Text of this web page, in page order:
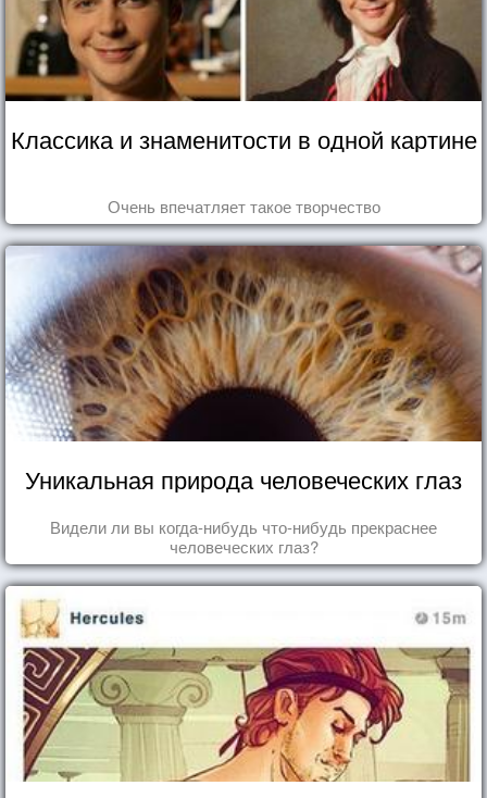
Классика и знаменитости в одной картине
Очень впечатляет такое творчество
Уникальная природа человеческих глаз
Видели ли вы когда-нибудь что-нибудь прекраснее
человеческих глаз?